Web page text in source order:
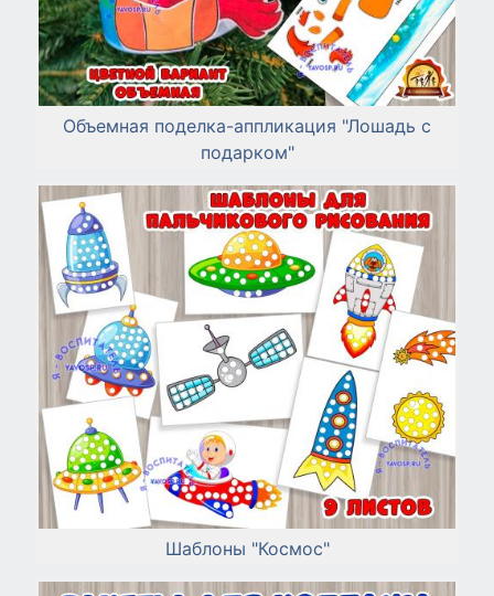
Объемная поделка-аппликация "Лошадь с
подарком"
Шаблоны "Космос"